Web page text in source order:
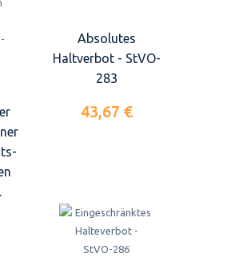
Absolutes
Haltverbot - StVO-
283
43,67 €